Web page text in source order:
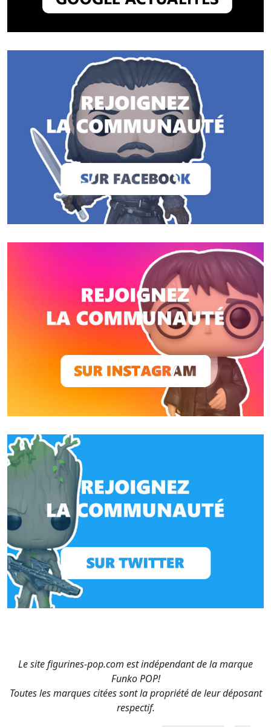
Le site figurines-pop.com est indépendant de la marque
Funko POP!
Toutes les marques citées sont la propriété de leur déposant
respectif.